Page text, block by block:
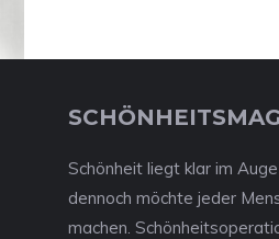
Schönheit liegt klar im
dennoch möchte jeder
machen.